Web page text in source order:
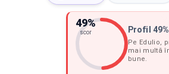
49%
scor Profil
Pe Edulio,
mai multă
bune.